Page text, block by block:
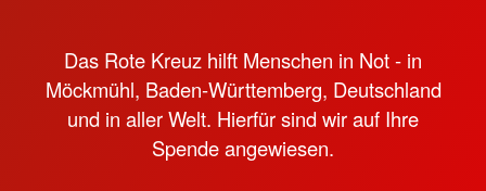
Das Rote Kreuz hilft Menschen in Not - in
Möckmühl, Baden-Württemberg, Deutschland
und in aller Welt. Hierfür sind wir auf Ihre
Spende angewiesen.